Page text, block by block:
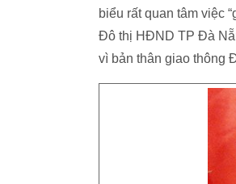
biểu rất quan tâm việc
Đô thị HĐND TP Đà
vì bản thân giao thông